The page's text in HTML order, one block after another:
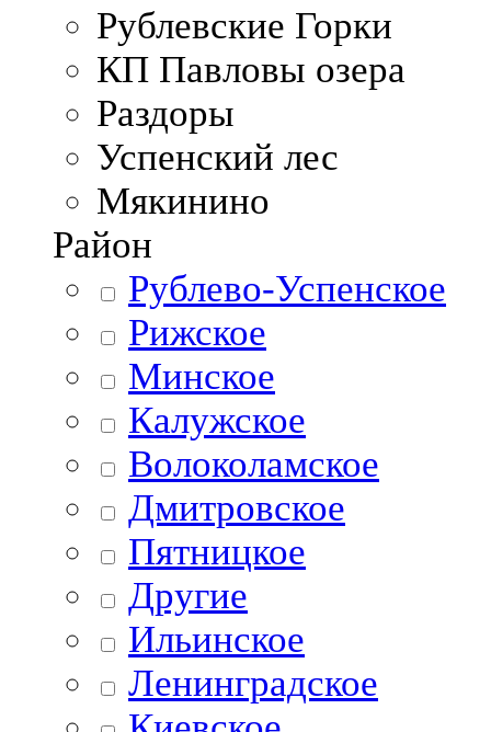
Рублевские Горки
КП Павловы озера
Раздоры
Успенский лес
Мякинино
Район
Рублево-Успенское
Рижское
Минское
Калужское
Волоколамское
Дмитровское
Пятницкое
Другие
Ильинское
Ленинградское